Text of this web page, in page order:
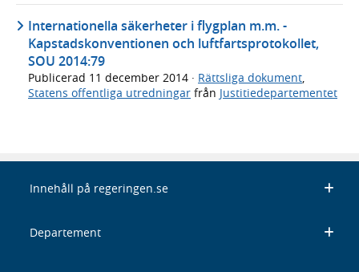
Internationella säkerheter i flygplan m.m. -
Kapstadskonventionen och luftfartsprotokollet,
SOU 2014:79
Publicerad 11 december 2014 · Rättsliga dokument,
Statens offentliga utredningar från Justitiedepartementet
Innehåll på regeringen.se
Departement